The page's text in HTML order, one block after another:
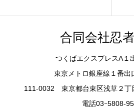
合同会社忍
つくばエクスプレスA１
東京メトロ銀座線１番出
111-0032 東京都台東区浅草２
電話03ｰ5808-